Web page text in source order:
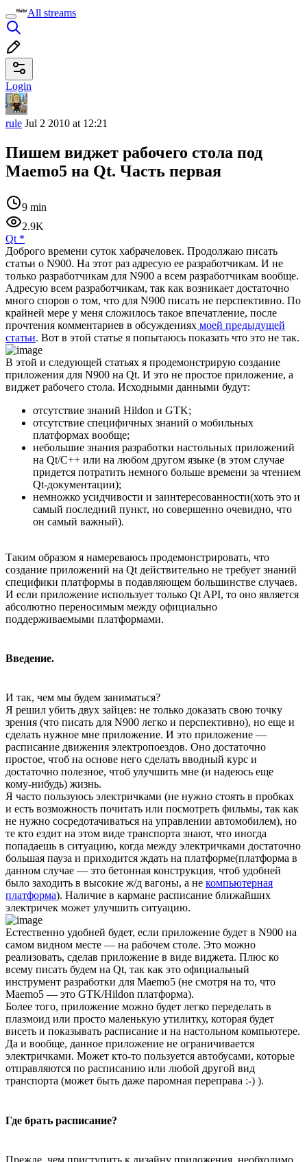
All streams
Login
rule Jul 2 2010 at 12:21
Пишем виджет рабочего стола под
Maemo5 на Qt. Часть первая
9 min
2.9K
Qt *
Доброго времени суток хабрачеловек. Продолжаю писать
статьи о N900. На этот раз адресую ее разработчикам. И не
только разработчикам для N900 а всем разработчикам вообще.
Адресую всем разработчикам, так как возникает достаточно
много споров о том, что для N900 писать не перспективно. По
крайней мере у меня сложилось такое впечатление, после
прочтения комментариев в обсуждениях моей предыдущей
статьи. Вот в этой статье я попытаюсь показать что это не так.
В этой и следующей статьях я продемонстрирую создание
приложения для N900 на Qt. И это не простое приложение, а
виджет рабочего стола. Исходными данными будут:
отсутствие знаний Hildon и GTK;
отсутствие специфичных знаний о мобильных
платформах вообще;
небольшие знания разработки настольных приложений
на Qt/С++ или на любом другом языке (в этом случае
придется потратить немного больше времени за чтением
Qt-документации);
немножко усидчивости и заинтересованности(хоть это и
самый последний пункт, но совершенно очевидно, что
он самый важный).
Таким образом я намереваюсь продемонстрировать, что
создание приложений на Qt действительно не требует знаний
специфики платформы в подавляющем большинстве случаев.
И если приложение использует только Qt API, то оно является
абсолютно переносимым между официально
поддерживаемыми платформами.
Введение.
И так, чем мы будем заниматься?
Я решил убить двух зайцев: не только доказать свою точку
зрения (что писать для N900 легко и перспективно), но еще и
сделать нужное мне приложение. И это приложение —
расписание движения электропоездов. Оно достаточно
простое, чтоб на основе него сделать вводный курс и
достаточно полезное, чтоб улучшить мне (и надеюсь еще
кому-нибудь) жизнь.
Я часто пользуюсь электричками (не нужно стоять в пробках
и есть возможность почитать или посмотреть фильмы, так как
не нужно сосредотачиваться на управлении автомобилем), но
те кто ездит на этом виде транспорта знают, что иногда
попадаешь в ситуацию, когда между электричками достаточно
большая пауза и приходится ждать на платформе(платформа в
данном случае — это бетонная конструкция, чтоб удобней
было заходить в высокие ж/д вагоны, а не компьютерная
платформа). Наличие в кармане расписание ближайших
электричек может улучшить ситуацию.
Естественно удобней будет, если приложение будет в N900 на
самом видном месте — на рабочем столе. Это можно
реализовать, сделав приложение в виде виджета. Плюс ко
всему писать будем на Qt, так как это официальный
инструмент разработки для Maemo5 (не смотря на то, что
Maemo5 — это GTK/Hildon платформа).
Более того, приложение можно будет легко переделать в
плазмоид или просто маленькую утилитку, которая будет
висеть и показывать расписание и на настольном компьютере.
Да и вообще, данное приложение не ограничивается
электричками. Может кто-то пользуется автобусами, которые
отправляются по расписанию или любой другой вид
транспорта (может быть даже паромная переправа :-) ).
Где брать расписание?
Прежде, чем приступить к дизайну приложения, необходимо